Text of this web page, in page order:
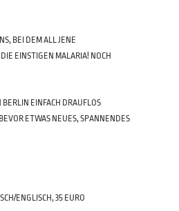
BEI DEM ALL JENE
EINSTIGEN MALARIA! NOCH E
EINFACH DRAUFLOS
ETWAS NEUES, SPANNENDES
ENGLISCH, 35 EURO